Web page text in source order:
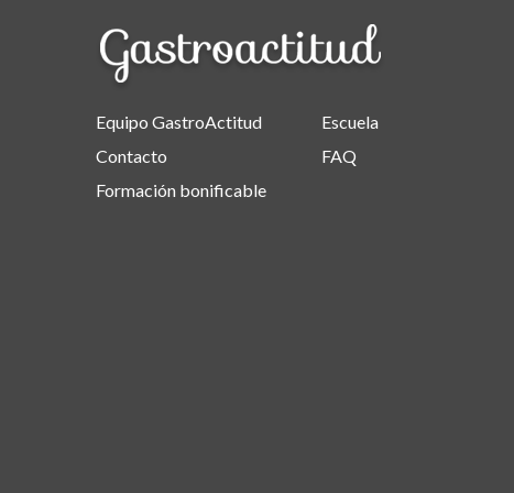
Equipo GastroActitud
Contacto
Formación bonificable
Escuela
FAQ